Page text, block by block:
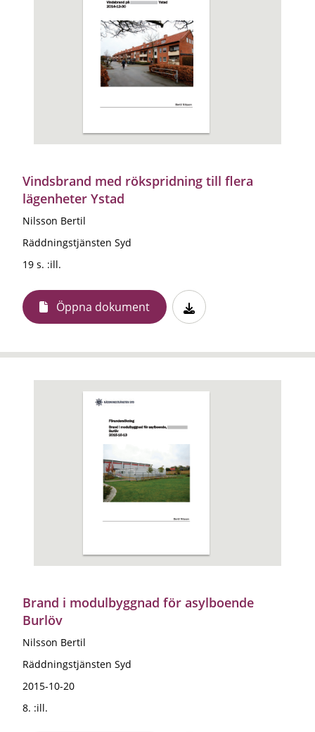
Vindsbrand med rökspridning till flera
lägenheter Ystad
Nilsson Bertil
Räddningstjänsten Syd
19 s. :ill.
Öppna dokument
Brand i modulbyggnad för asylboende
Burlöv
Nilsson Bertil
Räddningstjänsten Syd
2015-10-20
8. :ill.